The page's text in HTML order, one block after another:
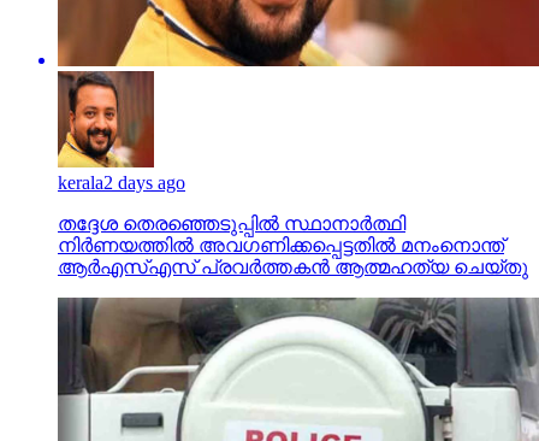
kerala2 days ago
തദ്ദേശ തെരഞ്ഞെടുപ്പില്‍ സ്ഥാനാര്‍ത്ഥി
ആര്‍എസ്എസ് പ്രവര്‍ത്തകന്‍ ആത്മഹത്യ ചെയ്തു